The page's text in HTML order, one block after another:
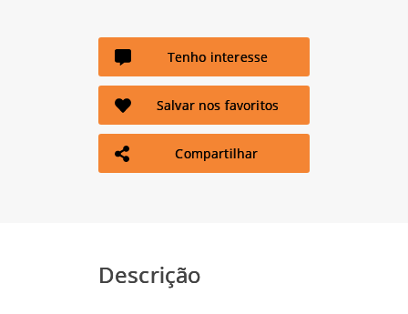
Tenho interesse
Salvar nos favoritos
Compartilhar
Descrição